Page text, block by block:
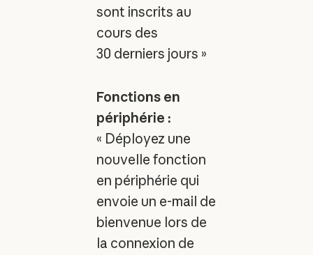
sont inscrits au
cours des
30 derniers jours »
Fonctions en
périphérie :
« Déployez une
nouvelle fonction
en périphérie qui
envoie un e-mail de
bienvenue lors de
la connexion de